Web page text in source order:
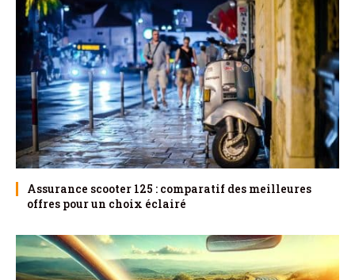
Assurance scooter 125 : comparatif des meilleures
offres pour un choix éclairé